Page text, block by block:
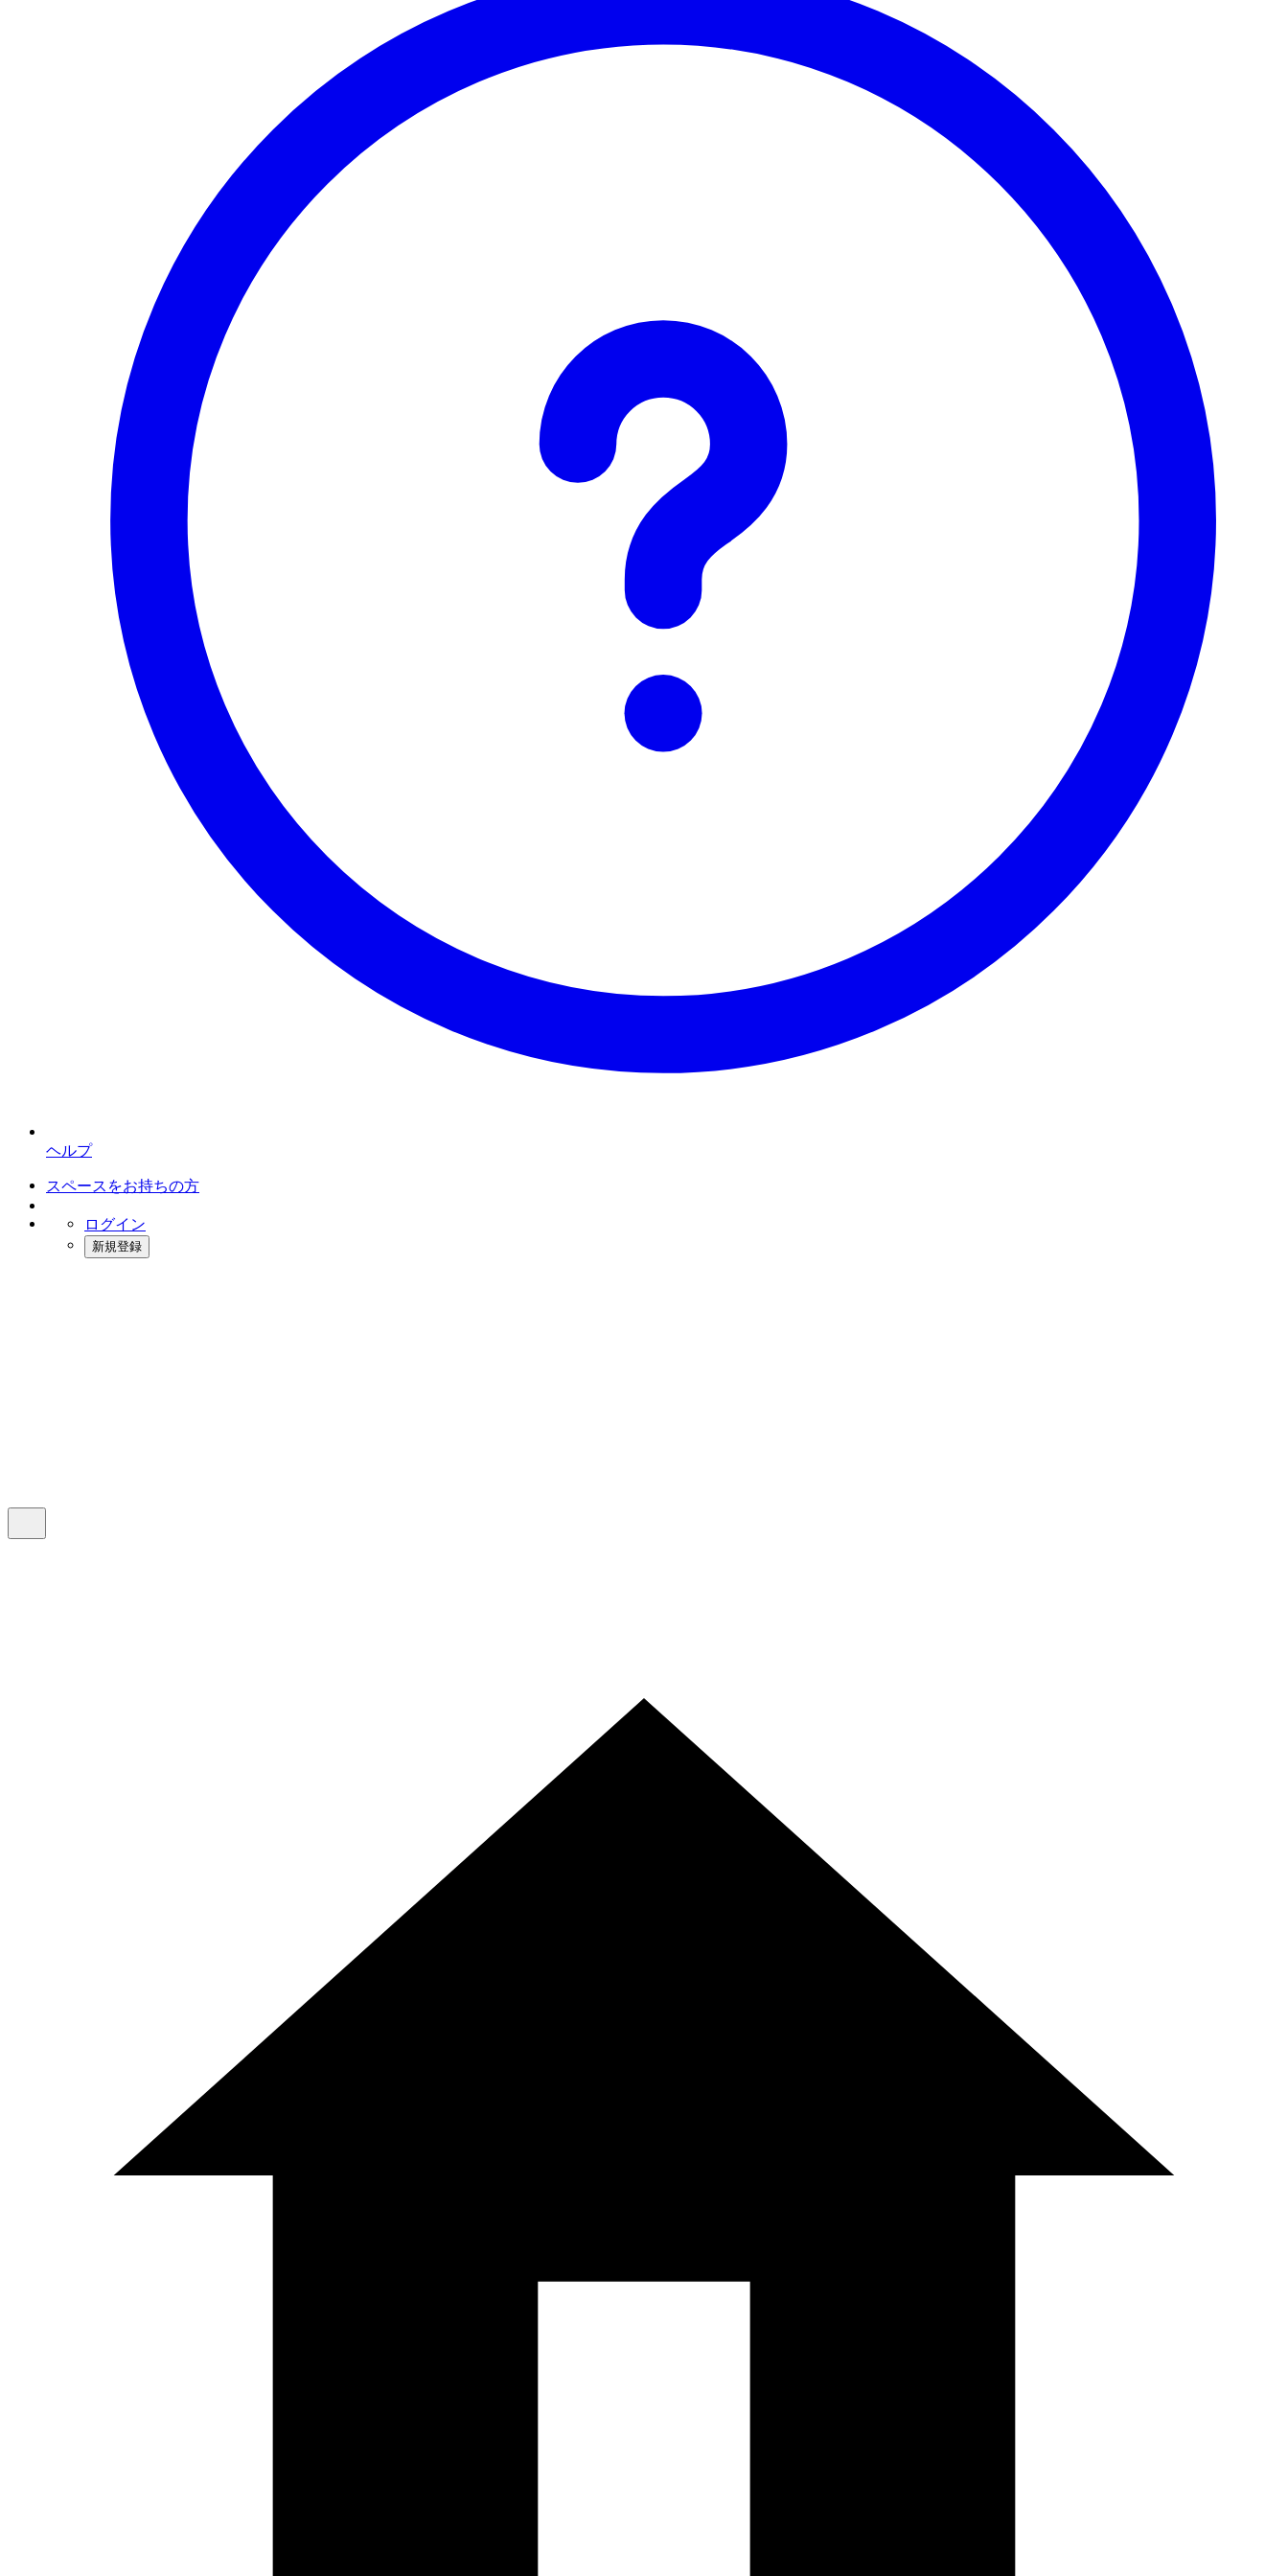
ヘルプ
スペースをお持ちの方
ログイン
新規登録